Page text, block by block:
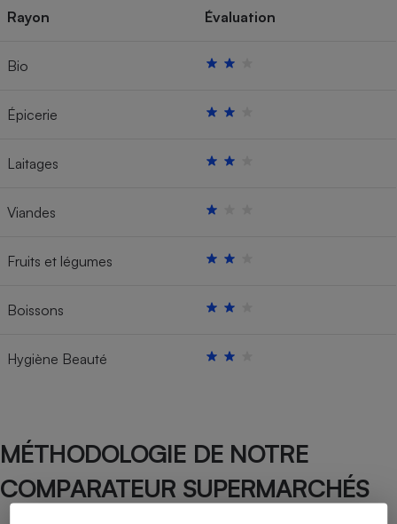
Rayon Évaluation
Bio
Épicerie
Laitages
Viandes
Fruits et légumes
Boissons
Hygiène Beauté
MÉTHODOLOGIE DE NOTRE
COMPARATEUR SUPERMARCHÉS